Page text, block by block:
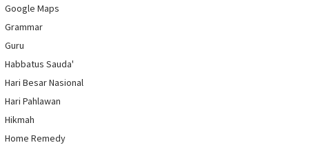
Google Maps
Grammar
Guru
Habbatus Sauda'
Hari Besar Nasional
Hari Pahlawan
Hikmah
Home Remedy